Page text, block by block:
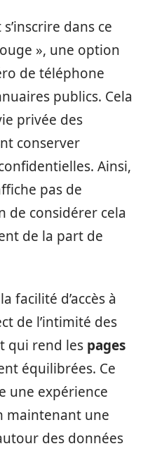
dans ce
», une option
de téléphone
publics. Cela
privée des
conserver
Ainsi,
pas de
de considérer cela
de la part de
facilité d’accès à
de l’intimité des
qui rend les pages
équilibrées. Ce
une expérience
maintenant une
des données